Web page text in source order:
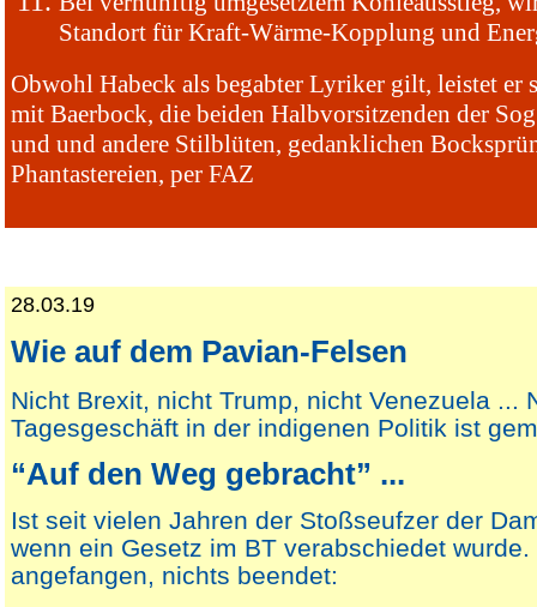
Standort für Kraft-Wärme-Kopplung und
Obwohl Habeck als begabter Lyriker gilt, leistet er
mit Baerbock, die beiden Halbvorsitzenden der
und und andere Stilblüten, gedanklichen
Phantastereien, per FAZ
28.03.19
Wie auf dem Pavian-Felsen
Nicht Brexit, nicht Trump, nicht Venezuela ...
Tagesgeschäft in der indigenen Politik ist
“Auf den Weg gebracht” ...
Ist seit vielen Jahren der Stoßseufzer der
wenn ein Gesetz im BT verabschiedet
angefangen, nichts beendet: